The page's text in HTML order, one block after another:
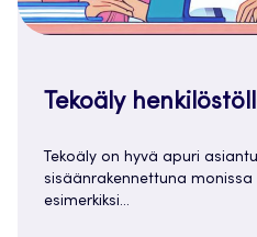
Tekoäly
Tekoäly on hyvä apuri
sisäänrakennettuna monissa
esimerkiksi…